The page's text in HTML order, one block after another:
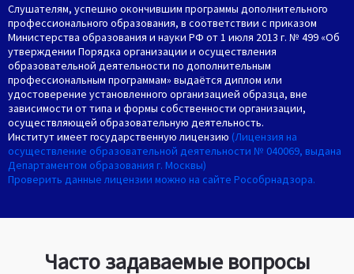
Слушателям, успешно окончившим программы дополнительного
профессионального образования, в соответствии с приказом
Министерства образования и науки РФ от 1 июля 2013 г. № 499 «Об
утверждении Порядка организации и осуществления
образовательной деятельности по дополнительным
профессиональным программам» выдаётся диплом или
удостоверение установленного организацией образца, вне
зависимости от типа и формы собственности организации,
осуществляющей образовательную деятельность.
Институт имеет государственную лицензию (Лицензия на
осуществление образовательной деятельности № 040069, выдана
Департаментом образования г. Москвы)
Проверить данные лицензии можно на сайте Рособрнадзора.
Часто задаваемые вопросы